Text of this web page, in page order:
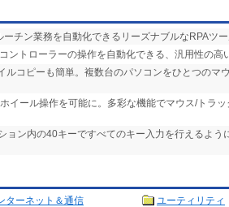
チン業務を自動化できるリーズナブルなRPAツ
ントローラーの操作を自動化できる、汎用性の高
ルコピーも簡単。複数台のパソコンをひとつのマ
イール操作を可能に。多彩な機能でマウス/トラ
ョン内の40キーですべてのキー入力を行えるよう
ターネット＆通信
ユーティリティ